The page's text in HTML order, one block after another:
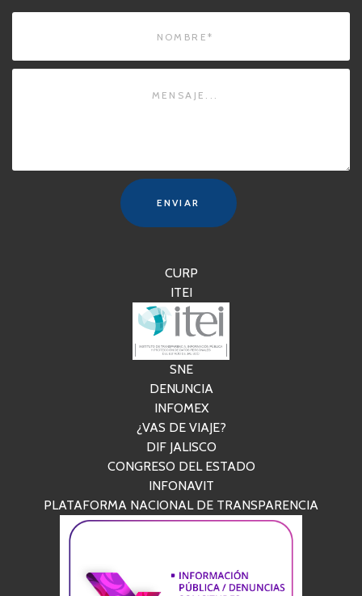
ENVIAR
CURP
ITEI
SNE
DENUNCIA
INFOMEX
¿VAS DE VIAJE?
DIF JALISCO
CONGRESO DEL ESTADO
INFONAVIT
PLATAFORMA NACIONAL DE TRANSPARENCIA